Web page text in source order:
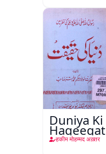
Duniya Ki
Haqeeqat
हकीम मोहम्मद अख़्तर